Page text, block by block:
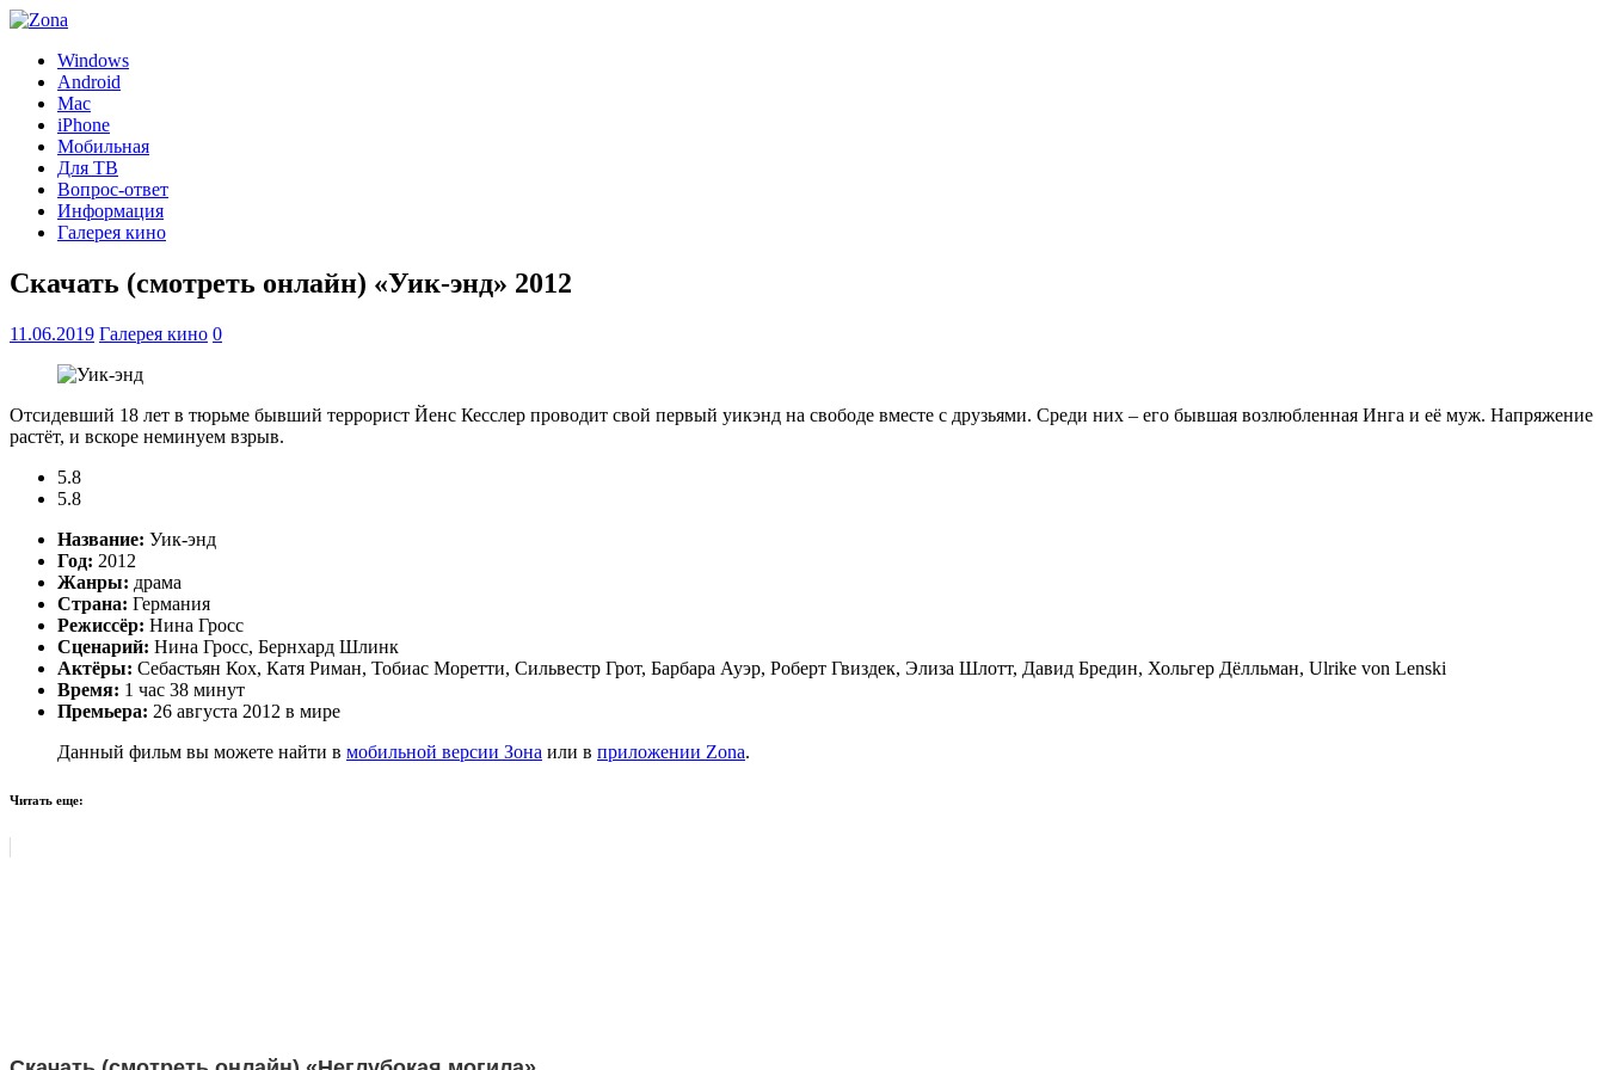
Windows
Android
Mac
iPhone
Мобильная
Для ТВ
Вопрос-ответ
Информация
Галерея кино
Скачать (смотреть онлайн) «Уик-энд» 2012
11.06.2019 Галерея кино 0
Отсидевший 18 лет в тюрьме бывший террорист Йенс Кесслер проводит свой первый уикэнд на свободе вместе с друзьями. Среди них – его бывшая возлюбленная Инга и её муж. Напряжение
растёт, и вскоре неминуем взрыв.
5.8
5.8
Название: Уик-энд
Год: 2012
Жанры: драма
Страна: Германия
Режиссёр: Нина Гросс
Сценарий: Нина Гросс, Бернхард Шлинк
Актёры: Себастьян Кох, Катя Риман, Тобиас Моретти, Сильвестр Грот, Барбара Ауэр, Роберт Гвиздек, Элиза Шлотт, Давид Бредин, Хольгер Дёлльман, Ulrike von Lenski
Время: 1 час 38 минут
Премьера: 26 августа 2012 в мире
Данный фильм вы можете найти в мобильной версии Зона или в приложении Zona.
Читать еще: